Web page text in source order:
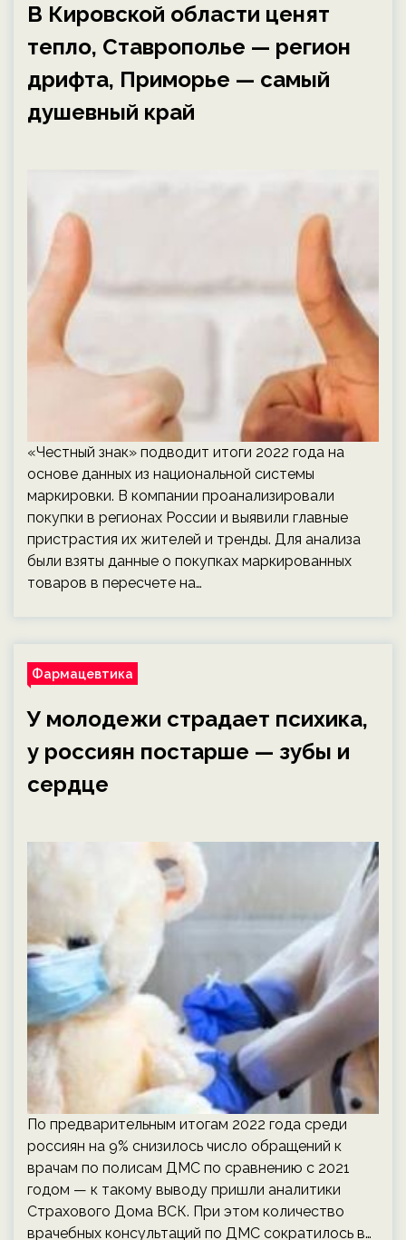
В Кировской области ценят
тепло, Ставрополье — регион
дрифта, Приморье — самый
душевный край
«Честный знак» подводит итоги 2022 года на
основе данных из национальной системы
маркировки. В компании проанализировали
покупки в регионах России и выявили главные
пристрастия их жителей и тренды. Для анализа
были взяты данные о покупках маркированных
товаров в пересчете на…
Фармацевтика
У молодежи страдает психика,
у россиян постарше — зубы и
сердце
По предварительным итогам 2022 года среди
россиян на 9% снизилось число обращений к
врачам по полисам ДМС по сравнению с 2021
годом — к такому выводу пришли аналитики
Страхового Дома ВСК. При этом количество
врачебных консультаций по ДМС сократилось в…